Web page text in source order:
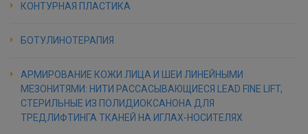
КОНТУРНАЯ ПЛАСТИКА
БОТУЛИНОТЕРАПИЯ
АРМИРОВАНИЕ КОЖИ ЛИЦА И ШЕИ ЛИНЕЙНЫМИ
МЕЗОНИТЯМИ: НИТИ РАССАСЫВАЮЩИЕСЯ LEAD FINE LIFT,
СТЕРИЛЬНЫЕ ИЗ ПОЛИДИОКСАНОНА ДЛЯ
ТРЕДЛИФТИНГА ТКАНЕЙ НА ИГЛАХ-НОСИТЕЛЯХ